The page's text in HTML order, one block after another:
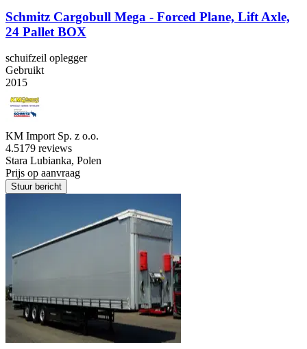
Schmitz Cargobull Mega - Forced Plane, Lift Axle,
24 Pallet BOX
schuifzeil oplegger
Gebruikt
2015
KM Import Sp. z o.o.
4.5179 reviews
Stara Lubianka, Polen
Prijs op aanvraag
Stuur bericht